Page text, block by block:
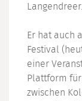
Langendreer.
Er hat auch
Festival
einer
Plattform
zwischen